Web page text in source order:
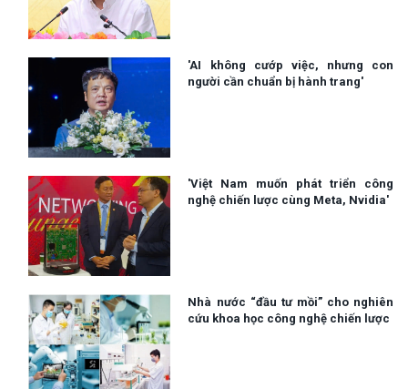
'AI không cướp việc, nhưng con
người cần chuẩn bị hành trang'
'Việt Nam muốn phát triển công
nghệ chiến lược cùng Meta, Nvidia'
Nhà nước “đầu tư mồi” cho nghiên
cứu khoa học công nghệ chiến lược